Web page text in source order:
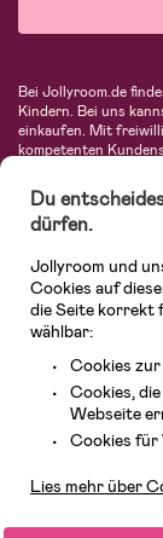
Bei Jollyroom.de
Kindern. Bei uns
einkaufen. Mit
kompetenten
Autositze, Kinder-
fantastischer
vieles mehr. Wir
Avent, Jack
unserer vielfältigen
© 2026
Du
dürfen.
Jollyroom und
Cookies auf
die Seite korrekt
wählbar:
Cookies
Cookies,
Webseite
Cookies für
Lies mehr über